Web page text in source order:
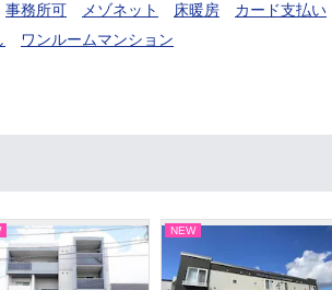
事務所可 メゾネット 床暖房
カード支払い
ワンルームマンション
NEW